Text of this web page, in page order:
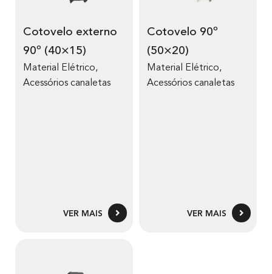
Cotovelo externo
90º (40×15)
Material Elétrico,
Acessórios canaletas
VER MAIS
Cotovelo 90º
(50×20)
Material Elétrico,
Acessórios canaletas
VER MAIS